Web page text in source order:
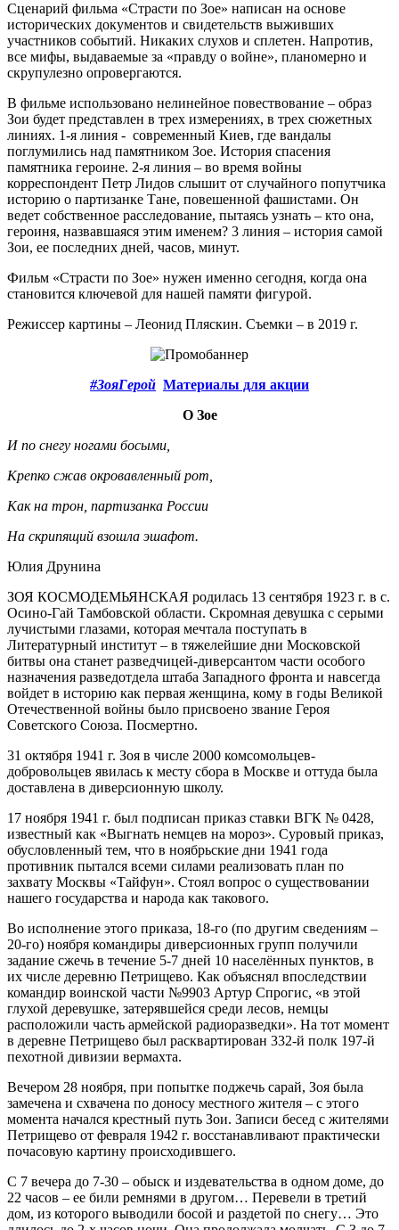
Сценарий фильма «Страсти по Зое» написан на основе
исторических документов и свидетельств выживших
участников событий. Никаких слухов и сплетен. Напротив,
все мифы, выдаваемые за «правду о войне», планомерно и
скрупулезно опровергаются.
В фильме использовано нелинейное повествование – образ
Зои будет представлен в трех измерениях, в трех сюжетных
линиях. 1-я линия - современный Киев, где вандалы
поглумились над памятником Зое. История спасения
памятника героине. 2-я линия – во время войны
корреспондент Петр Лидов слышит от случайного попутчика
историю о партизанке Тане, повешенной фашистами. Он
ведет собственное расследование, пытаясь узнать – кто она,
героиня, назвавшаяся этим именем? 3 линия – история самой
Зои, ее последних дней, часов, минут.
Фильм «Страсти по Зое» нужен именно сегодня, когда она
становится ключевой для нашей памяти фигурой.
Режиссер картины – Леонид Пляскин. Съемки – в 2019 г.
#ЗояГерой Материалы для акции
О Зое
И по снегу ногами босыми,
Крепко сжав окровавленный рот,
Как на трон, партизанка России
На скрипящий взошла эшафот.
Юлия Друнина
ЗОЯ КОСМОДЕМЬЯНСКАЯ родилась 13 сентября 1923 г. в с.
Осино-Гай Тамбовской области. Скромная девушка с серыми
лучистыми глазами, которая мечтала поступать в
Литературный институт – в тяжелейшие дни Московской
битвы она станет разведчицей-диверсантом части особого
назначения разведотдела штаба Западного фронта и навсегда
войдет в историю как первая женщина, кому в годы Великой
Отечественной войны было присвоено звание Героя
Советского Союза. Посмертно.
31 октября 1941 г. Зоя в числе 2000 комсомольцев-
добровольцев явилась к месту сбора в Москве и оттуда была
доставлена в диверсионную школу.
17 ноября 1941 г. был подписан приказ ставки ВГК № 0428,
известный как «Выгнать немцев на мороз». Суровый приказ,
обусловленный тем, что в ноябрьские дни 1941 года
противник пытался всеми силами реализовать план по
захвату Москвы «Тайфун». Стоял вопрос о существовании
нашего государства и народа как такового.
Во исполнение этого приказа, 18-го (по другим сведениям –
20-го) ноября командиры диверсионных групп получили
задание сжечь в течение 5-7 дней 10 населённых пунктов, в
их числе деревню Петрищево. Как объяснял впоследствии
командир воинской части №9903 Артур Спрогис, «в этой
глухой деревушке, затерявшейся среди лесов, немцы
расположили часть армейской радиоразведки». На тот момент
в деревне Петрищево был расквартирован 332-й полк 197-й
пехотной дивизии вермахта.
Вечером 28 ноября, при попытке поджечь сарай, Зоя была
замечена и схвачена по доносу местного жителя – с этого
момента начался крестный путь Зои. Записи бесед с жителями
Петрищево от февраля 1942 г. восстанавливают практически
почасовую картину происходившего.
С 7 вечера до 7-30 – обыск и издевательства в одном доме, до
22 часов – ее били ремнями в другом… Перевели в третий
дом, из которого выводили босой и раздетой по снегу… Это